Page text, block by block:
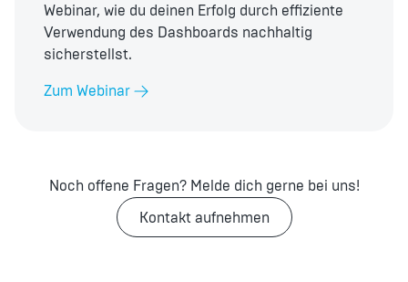
Webinar, wie du deinen Erfolg durch effiziente
Verwendung des Dashboards nachhaltig
sicherstellst.
Zum Webinar
Noch offene Fragen? Melde dich gerne bei uns!
Kontakt aufnehmen